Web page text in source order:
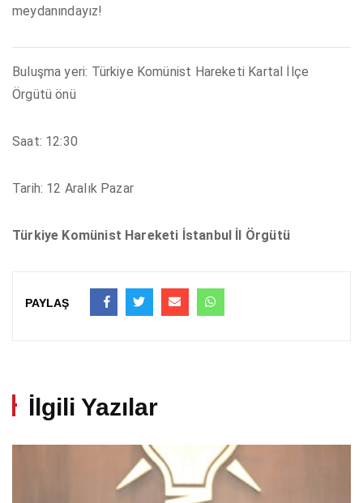
meydanındayız!
Buluşma yeri: Türkiye Komünist Hareketi Kartal İlçe
Örgütü önü
Saat: 12:30
Tarih: 12 Aralık Pazar
Türkiye Komünist Hareketi İstanbul İl Örgütü
PAYLAŞ
İlgili Yazılar